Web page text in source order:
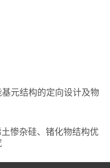
元结构的定向设计及物
惨杂硅、锗化物结构优